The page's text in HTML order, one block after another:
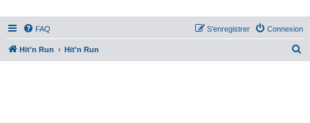
FAQ Connexion
S’enregistrer
Hit'n Run Hit'n Run